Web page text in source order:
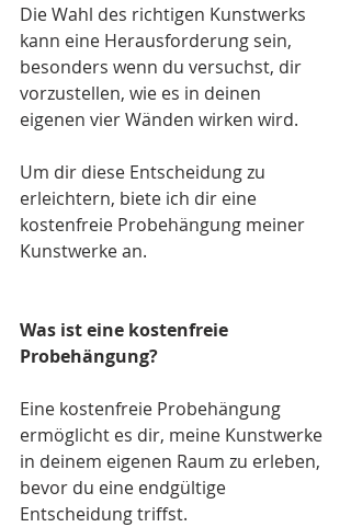
Die Wahl des richtigen Kunstwerks
kann eine Herausforderung sein,
besonders wenn du versuchst, dir
vorzustellen, wie es in deinen
eigenen vier Wänden wirken wird.
Um dir diese Entscheidung zu
erleichtern, biete ich dir eine
kostenfreie Probehängung meiner
Kunstwerke an.
Was ist eine kostenfreie
Probehängung?
Eine kostenfreie Probehängung
ermöglicht es dir, meine Kunstwerke
in deinem eigenen Raum zu erleben,
bevor du eine endgültige
Entscheidung triffst.